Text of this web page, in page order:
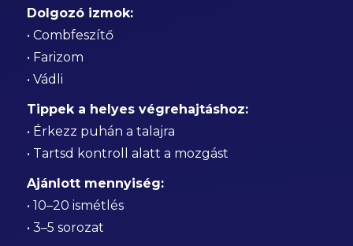
Dolgozó izmok:
• Combfeszítő
• Farizom
• Vádli
Tippek a helyes végrehajtáshoz:
• Érkezz puhán a talajra
• Tartsd kontroll alatt a mozgást
Ajánlott mennyiség:
• 10–20 ismétlés
• 3–5 sorozat